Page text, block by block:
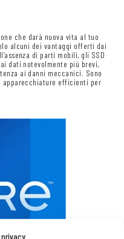
che darà nuova vita al tuo
alcuni dei vantaggi offerti dai
di parti mobili, gli SSD
dati notevolmente più brevi,
ai danni meccanici. Sono
apparecchiature efficienti per